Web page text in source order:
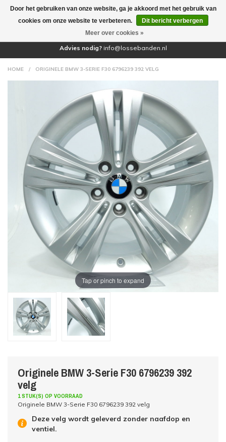
(0)
Advies nodig? info@lossebanden.nl
HOME / ORIGINELE BMW 3-SERIE F30 6796239 392 VELG
Tap or pinch to expand
Originele BMW 3-Serie F30 6796239 392
velg
1 STUK(S) OP VOORRAAD
Originele BMW 3-Serie F30 6796239 392 velg
Deze velg wordt geleverd zonder naafdop en
ventiel.
Door het gebruiken van onze website, ga je akkoord met het gebruik van
cookies om onze website te verbeteren.
Dit bericht verbergen
Meer over cookies »